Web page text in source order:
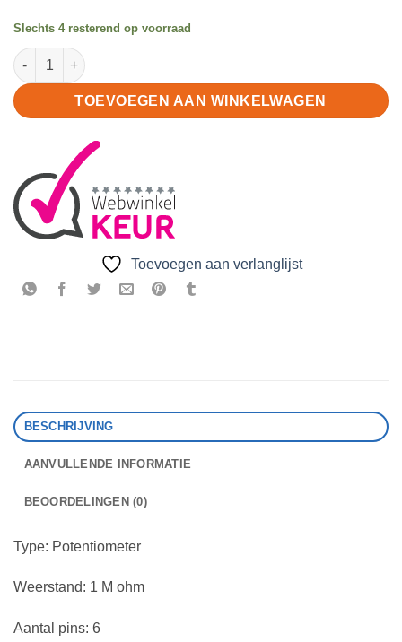
Slechts 4 resterend op voorraad
B1M Potentiometer 6 pin 1M ohm aantal
TOEVOEGEN AAN WINKELWAGEN
Toevoegen aan verlanglijst
BESCHRIJVING
AANVULLENDE INFORMATIE
BEOORDELINGEN (0)
Type: Potentiometer
Weerstand: 1 M ohm
Aantal pins: 6